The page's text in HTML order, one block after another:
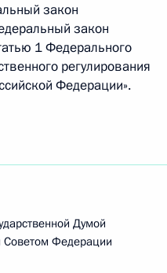
закон
закон
1 Федерального
регулирования
Федерации».
Думой
Советом Федерации